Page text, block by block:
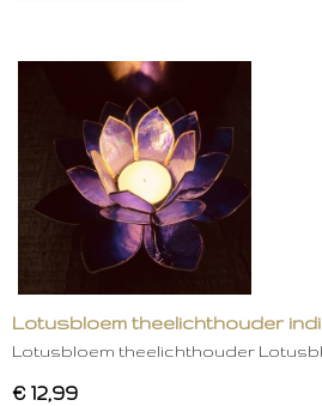
Lotusbloem theelichthouder
Lotusbloem theelichthouder
€ 12,99